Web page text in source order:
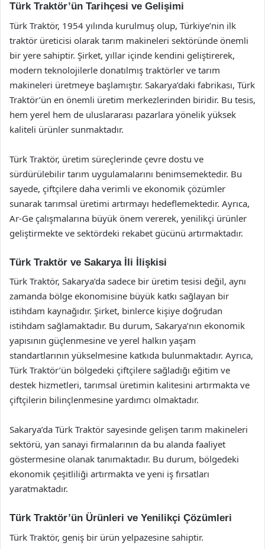
Türk Traktör’ün Tarihçesi ve Gelişimi
Türk Traktör, 1954 yılında kurulmuş olup, Türkiye’nin ilk
traktör üreticisi olarak tarım makineleri sektöründe önemli
bir yere sahiptir. Şirket, yıllar içinde kendini geliştirerek,
modern teknolojilerle donatılmış traktörler ve tarım
makineleri üretmeye başlamıştır. Sakarya’daki fabrikası, Türk
Traktör’ün en önemli üretim merkezlerinden biridir. Bu tesis,
hem yerel hem de uluslararası pazarlara yönelik yüksek
kaliteli ürünler sunmaktadır.
Türk Traktör, üretim süreçlerinde çevre dostu ve
sürdürülebilir tarım uygulamalarını benimsemektedir. Bu
sayede, çiftçilere daha verimli ve ekonomik çözümler
sunarak tarımsal üretimi artırmayı hedeflemektedir. Ayrıca,
Ar-Ge çalışmalarına büyük önem vererek, yenilikçi ürünler
geliştirmekte ve sektördeki rekabet gücünü artırmaktadır.
Türk Traktör ve Sakarya İli İlişkisi
Türk Traktör, Sakarya’da sadece bir üretim tesisi değil, aynı
zamanda bölge ekonomisine büyük katkı sağlayan bir
istihdam kaynağıdır. Şirket, binlerce kişiye doğrudan
istihdam sağlamaktadır. Bu durum, Sakarya’nın ekonomik
yapısının güçlenmesine ve yerel halkın yaşam
standartlarının yükselmesine katkıda bulunmaktadır. Ayrıca,
Türk Traktör’ün bölgedeki çiftçilere sağladığı eğitim ve
destek hizmetleri, tarımsal üretimin kalitesini artırmakta ve
çiftçilerin bilinçlenmesine yardımcı olmaktadır.
Sakarya’da Türk Traktör sayesinde gelişen tarım makineleri
sektörü, yan sanayi firmalarının da bu alanda faaliyet
göstermesine olanak tanımaktadır. Bu durum, bölgedeki
ekonomik çeşitliliği artırmakta ve yeni iş fırsatları
yaratmaktadır.
Türk Traktör’ün Ürünleri ve Yenilikçi Çözümleri
Türk Traktör, geniş bir ürün yelpazesine sahiptir.